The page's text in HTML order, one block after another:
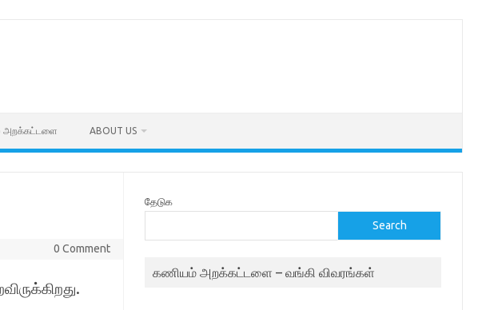
அறக்கட்டளை ABOUT US
0 Comment
தேடுக
Search
கணியம் அறக்கட்டளை – வங்கி விவரங்கள்